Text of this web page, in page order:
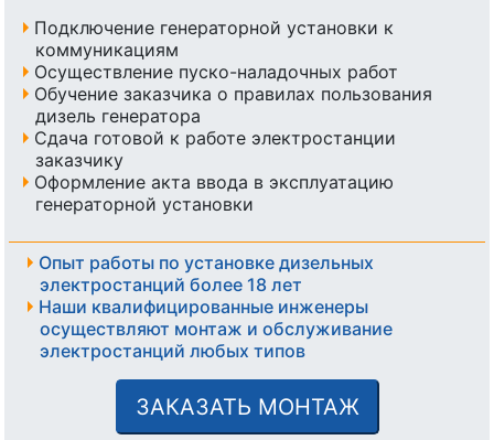
Подключение генераторной установки к
коммуникациям
Осуществление пуско-наладочных работ
Обучение заказчика о правилах пользования
дизель генератора
Сдача готовой к работе электростанции
заказчику
Оформление акта ввода в эксплуатацию
генераторной установки
Опыт работы по установке дизельных
электростанций более 18 лет
Наши квалифицированные инженеры
осуществляют монтаж и обслуживание
электростанций любых типов
ЗАКАЗАТЬ МОНТАЖ